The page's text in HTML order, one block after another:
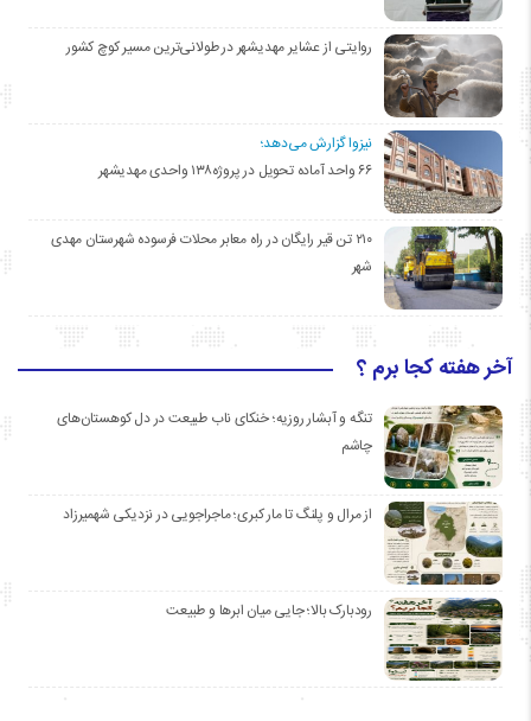
روایتی از عشایر مهدیشهر در طولانی‌ترین مسیر کوچ کشور
نیزوا گزارش می‌دهد؛
۶۶ واحد آماده تحویل در پروژه۱۳۸ واحدی مهدیشهر
۲۱۰ تن قیر رایگان در راه معابر محلات فرسوده شهرستان مهدی
شهر
آخر هفته کجا برم ؟
تنگه و آبشار روزیه؛ خنکای ناب طبیعت در دل کوهستان‌های
چاشم
از مرال و پلنگ تا مار کبری؛ ماجراجویی در نزدیکی شهمیرزاد
رودبارک بالا؛ جایی میان ابرها و طبیعت